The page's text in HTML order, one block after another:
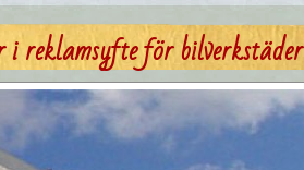
i reklamsyfte för bilverkstäder